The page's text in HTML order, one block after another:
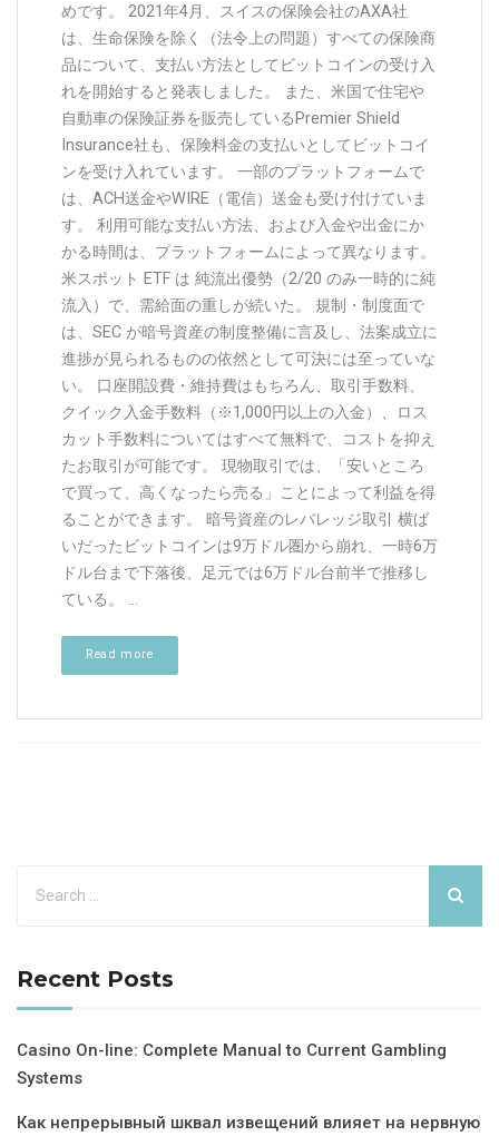
めです。 2021年4月、スイスの保険会社のAXA社
は、生命保険を除く（法令上の問題）すべての保険商
品について、支払い方法としてビットコインの受け入
れを開始すると発表しました。 また、米国で住宅や
自動車の保険証券を販売しているPremier Shield
Insurance社も、保険料金の支払いとしてビットコイ
ンを受け入れています。 一部のプラットフォームで
は、ACH送金やWIRE（電信）送金も受け付けていま
す。 利用可能な支払い方法、および入金や出金にか
かる時間は、プラットフォームによって異なります。
米スポット ETF は 純流出優勢（2/20 のみ一時的に純
流入）で、需給面の重しが続いた。 規制・制度面で
は、SEC が暗号資産の制度整備に言及し、法案成立に
進捗が見られるものの依然として可決には至っていな
い。 口座開設費・維持費はもちろん、取引手数料、
クイック入金手数料（※1,000円以上の入金）、ロス
カット手数料についてはすべて無料で、コストを抑え
たお取引が可能です。 現物取引では、「安いところ
で買って、高くなったら売る」ことによって利益を得
ることができます。 暗号資産のレバレッジ取引 横ば
いだったビットコインは9万ドル圏から崩れ、一時6万
ドル台まで下落後、足元では6万ドル台前半で推移し
ている。 ...
Read more
Recent Posts
Casino On-line: Complete Manual to Current Gambling
Systems
Как непрерывный шквал извещений влияет на нервную